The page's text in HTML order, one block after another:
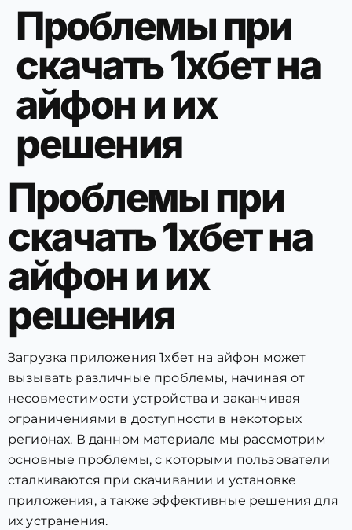
Проблемы при
скачать 1хбет на
айфон и их
решения
Проблемы при
скачать 1хбет на
айфон и их
решения
Загрузка приложения 1хбет на айфон может
вызывать различные проблемы, начиная от
несовместимости устройства и заканчивая
ограничениями в доступности в некоторых
регионах. В данном материале мы рассмотрим
основные проблемы, с которыми пользователи
сталкиваются при скачивании и установке
приложения, а также эффективные решения для
их устранения.